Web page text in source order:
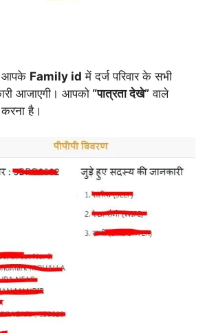
आपके Family id में दर्ज परिवार के सभी
आजाएगी। आपको “पात्रता देखे” वाले
है।